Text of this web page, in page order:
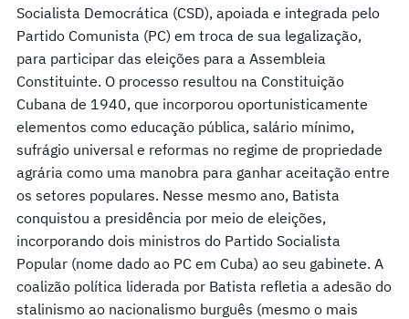
Socialista Democrática (CSD), apoiada e integrada pelo
Partido Comunista (PC) em troca de sua legalização,
para participar das eleições para a Assembleia
Constituinte. O processo resultou na Constituição
Cubana de 1940, que incorporou oportunisticamente
elementos como educação pública, salário mínimo,
sufrágio universal e reformas no regime de propriedade
agrária como uma manobra para ganhar aceitação entre
os setores populares. Nesse mesmo ano, Batista
conquistou a presidência por meio de eleições,
incorporando dois ministros do Partido Socialista
Popular (nome dado ao PC em Cuba) ao seu gabinete. A
coalizão política liderada por Batista refletia a adesão do
stalinismo ao nacionalismo burguês (mesmo o mais